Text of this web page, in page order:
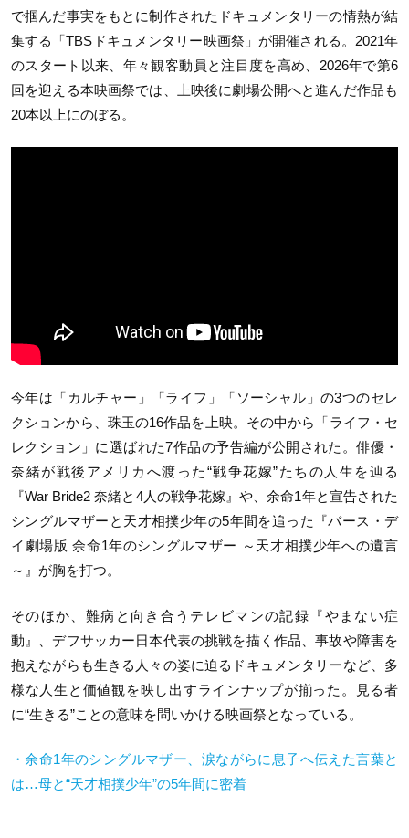
で掴んだ事実をもとに制作されたドキュメンタリーの情熱が結
集する「TBS ドキュメンタリー映画祭」が開催される。 2021年
のスタート以来、年々観客動員と注目度を高め、 2026年で第6
回を迎える本映画祭では、上映後に劇場公開へと進んだ作品も
20本以上にのぼる。
今年は「カルチャー」「ライフ」「ソーシャル」の3つのセレ
クションから、珠玉の16作品を上映。その中から「ライフ・セ
レクション」に選ばれた7作品の予告編が公開された。俳優・
奈緒が戦後アメリカへ渡った “戦争花嫁”たちの人生を辿る
『War Bride2奈緒と 4人の戦争花嫁』や、余命1年と宣告された
シングルマザーと天才相撲少年の5年間を追った『バース・デ
イ劇場版 余命1年のシングルマザー ～天才相撲少年への遺言
～』が胸を打つ。
そのほか、難病と向き合うテレビマンの記録『やまない症
動』、デフサッカー日本代表の挑戦を描く作品、事故や障害を
抱えながらも生きる人々の姿に迫るドキュメンタリーなど、多
様な人生と価値観を映し出すラインナップが揃った。見る者
に“生きる”ことの意味を問いかける映画祭となっている。
・余命1年のシングルマザー、涙ながらに息子へ伝えた言葉と
は…母と“天才相撲少年”の5年間に密着